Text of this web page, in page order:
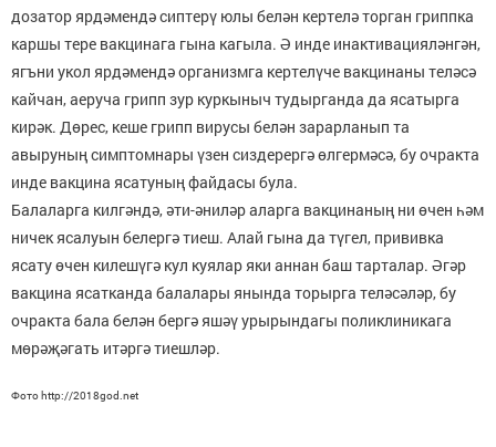
дозатор ярдәмендә сиптерү юлы белән кертелә торган гриппка
каршы тере вакцинага гына кагыла. Ә инде инактивацияләнгән,
ягъни укол ярдәмендә организмга кертелүче вакцинаны теләсә
кайчан, аеруча грипп зур куркыныч тудырганда да ясатырга
кирәк. Дөрес, кеше грипп вирусы белән зарарланып та
авыруның симптомнары үзен сиздерергә өлгермәсә, бу очракта
инде вакцина ясатуның файдасы була.
Балаларга килгәндә, әти-әниләр аларга вакцинаның ни өчен һәм
ничек ясалуын белергә тиеш. Алай гына да түгел, прививка
ясату өчен килешүгә кул куялар яки аннан баш тарталар. Әгәр
вакцина ясатканда балалары янында торырга теләсәләр, бу
очракта бала белән бергә яшәү урырындагы поликлиникага
мөрәҗәгать итәргә тиешләр.
Фото http://2018god.net